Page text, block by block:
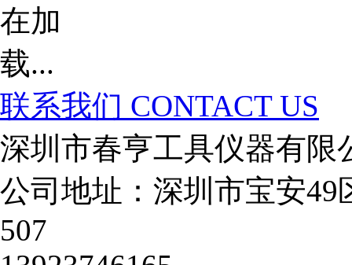
联系我们 CONTACT US
深圳市春亨工具仪器有限
公司地址：深圳市宝安
507